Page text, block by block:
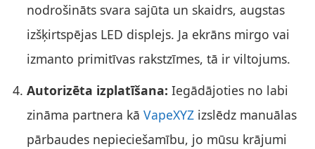
nodrošināts svara sajūta un skaidrs, augstas
izšķirtspējas LED displejs. Ja ekrāns mirgo vai
izmanto primitīvas rakstzīmes, tā ir viltojums.
Autorizēta izplatīšana: Iegādājoties no labi
zināma partnera kā VapeXYZizslēdz manuālas
pārbaudes nepieciešamību, jo mūsu krājumi